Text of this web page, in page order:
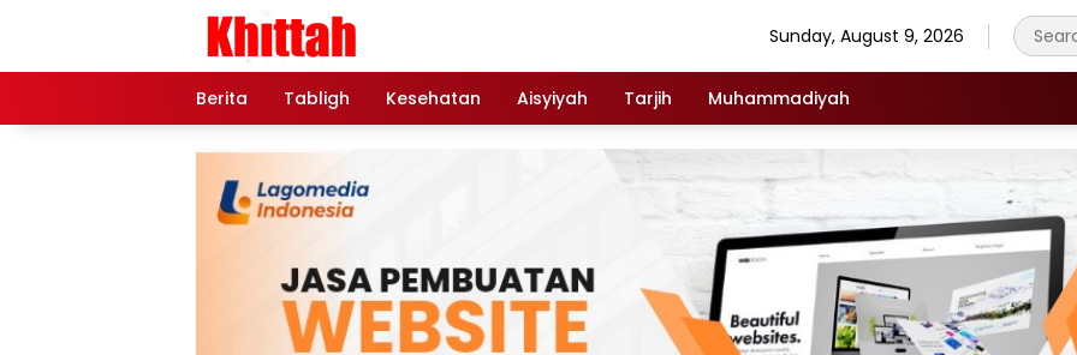
Sunday, August 9, 2026
Berita Tabligh Kesehatan Aisyiyah Tarjih Muhammadiyah